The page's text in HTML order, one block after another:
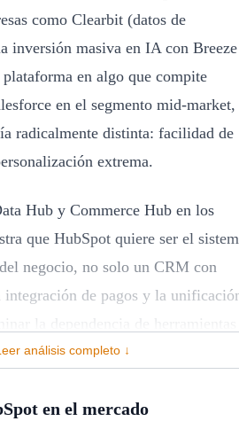
como Clearbit (datos de
inversión masiva en IA con Breeze
en algo que compite
en el segmento mid-market,
radicalmente distinta: facilidad de
extrema.
Hub y Commerce Hub en los
que HubSpot quiere ser el
negocio, no solo un CRM con
de pagos y la
la dependencia de herramientas
a empresas que prefieren un
análisis completo ↓
en el mercado